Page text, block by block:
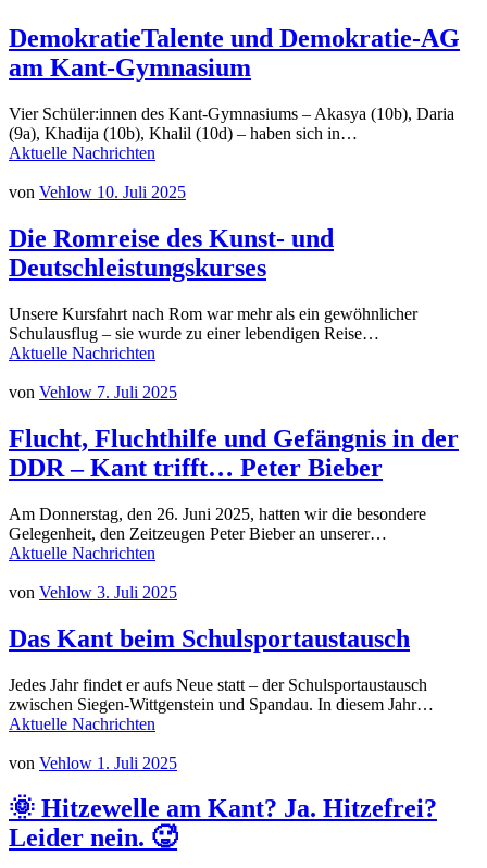
DemokratieTalente und Demokratie-AG
am Kant-Gymnasium
Vier Schüler:innen des Kant-Gymnasiums – Akasya (10b), Daria
(9a), Khadija (10b), Khalil (10d) – haben sich in…
Aktuelle Nachrichten
von Vehlow 10. Juli 2025
Die Romreise des Kunst- und
Deutschleistungskurses
Unsere Kursfahrt nach Rom war mehr als ein gewöhnlicher
Schulausflug – sie wurde zu einer lebendigen Reise…
Aktuelle Nachrichten
von Vehlow 7. Juli 2025
Flucht, Fluchthilfe und Gefängnis in der
DDR – Kant trifft… Peter Bieber
Am Donnerstag, den 26. Juni 2025, hatten wir die besondere
Gelegenheit, den Zeitzeugen Peter Bieber an unserer…
Aktuelle Nachrichten
von Vehlow 3. Juli 2025
Das Kant beim Schulsportaustausch
Jedes Jahr findet er aufs Neue statt – der Schulsportaustausch
zwischen Siegen-Wittgenstein und Spandau. In diesem Jahr…
Aktuelle Nachrichten
von Vehlow 1. Juli 2025
🌞 Hitzewelle am Kant? Ja. Hitzefrei?
Leider nein. 🥵